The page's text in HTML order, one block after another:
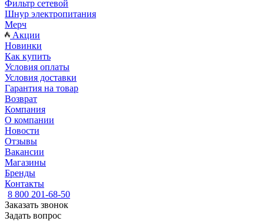
Фильтр сетевой
Шнур электропитания
Мерч
Акции
Новинки
Как купить
Условия оплаты
Условия доставки
Гарантия на товар
Возврат
Компания
О компании
Новости
Отзывы
Вакансии
Магазины
Бренды
Контакты
8 800 201-68-50
Заказать звонок
Задать вопрос